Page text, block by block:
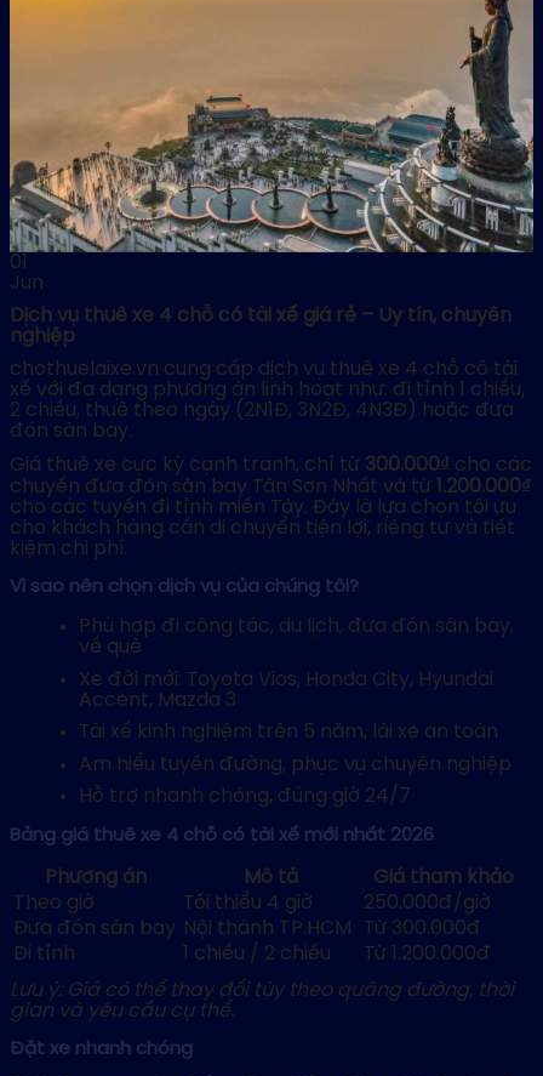
01
Jun
Dịch vụ thuê xe 4 chỗ có tài xế giá rẻ – Uy tín, chuyên
nghiệp
chothuelaixe.vn cung cấp dịch vụ thuê xe 4 chỗ có tài
xế với đa dạng phương án linh hoạt như: đi tỉnh 1 chiều,
2 chiều, thuê theo ngày (2N1Đ, 3N2Đ, 4N3Đ) hoặc đưa
đón sân bay.
Giá thuê xe cực kỳ cạnh tranh, chỉ từ 300.000₫ cho các
chuyến đưa đón sân bay Tân Sơn Nhất và từ 1.200.000₫
cho các tuyến đi tỉnh miền Tây. Đây là lựa chọn tối ưu
cho khách hàng cần di chuyển tiện lợi, riêng tư và tiết
kiệm chi phí.
Vì sao nên chọn dịch vụ của chúng tôi?
Phù hợp đi công tác, du lịch, đưa đón sân bay,
về quê
Xe đời mới: Toyota Vios, Honda City, Hyundai
Accent, Mazda 3
Tài xế kinh nghiệm trên 5 năm, lái xe an toàn
Am hiểu tuyến đường, phục vụ chuyên nghiệp
Hỗ trợ nhanh chóng, đúng giờ 24/7
Bảng giá thuê xe 4 chỗ có tài xế mới nhất 2026
Phương án Mô tả
Giá tham khảo
Theo giờ
Tối thiểu 4 giờ
250.000đ/giờ
Đưa đón sân bay Nội thành TP.HCM
Từ 300.000đ
Đi tỉnh
1 chiều / 2 chiều
Từ 1.200.000đ
Lưu ý: Giá có thể thay đổi tùy theo quãng đường, thời
gian và yêu cầu cụ thể.
Đặt xe nhanh chóng